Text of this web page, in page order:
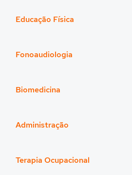
Educação Física
Fonoaudiologia
Biomedicina
Administração
Terapia Ocupacional